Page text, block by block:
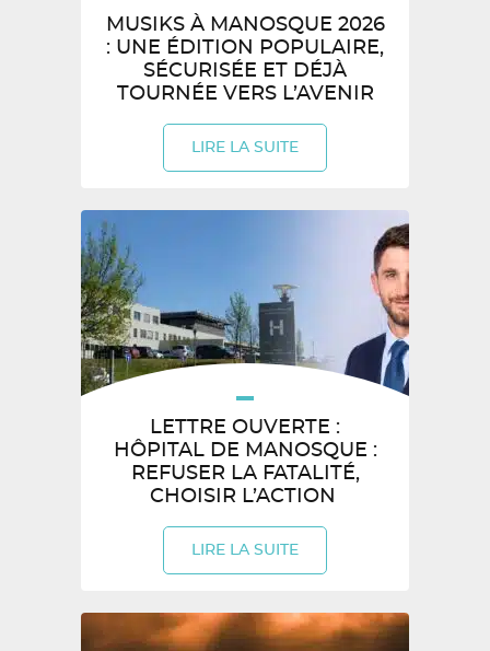
MUSIKS À MANOSQUE 2026
: UNE ÉDITION POPULAIRE,
SÉCURISÉE ET DÉJÀ
TOURNÉE VERS L’AVENIR
LIRE LA SUITE
LETTRE OUVERTE :
HÔPITAL DE MANOSQUE :
REFUSER LA FATALITÉ,
CHOISIR L’ACTION
LIRE LA SUITE